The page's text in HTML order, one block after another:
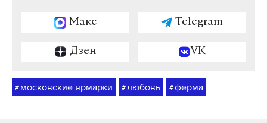
Макс Telegram
Дзен VK
# московские ярмарки # любовь #ферма